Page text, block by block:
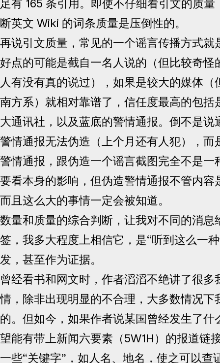
足有 165 条引用。即使不仔细看引文的质
断英文 Wiki 的词条质量是压倒性的。
再说引文质量，常见的一个谣言传播方式就
好点的可能是截自一名人说的（但比较奇怪
人有没有真的说过），如果是较大的媒体（
南方系）就相对靠谱了，信任度最高的包括
大通讯社，以及蓝底的警情通报。倒不是说
警情通报无法伪造（上个月还有人犯），而
警情通报，跟伪造一个谣言截图完全不是一
要看本身的影响，但伪造警情通报不管内容
而且这么大的事情一定会被知道。
数量和质量的综合判断，让我对不同的消息
签，我多大程度上相信它，是“听到这么一
发，甚至作为证据。
曾经看书和网文时，作者滔滔不绝讲了很多
情，除非出现明显的不合理，大多数情况下
的。但如今，如果作者说某国曾经发生了什
望能有带上新闻六要素（5W1H）的报道链
一些“关键字”，如人名、地名，使之可以查